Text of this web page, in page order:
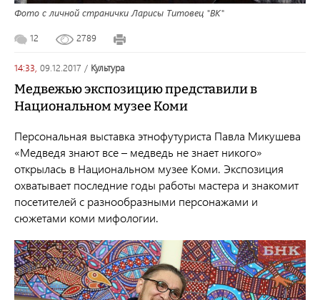
Фото с личной странички Ларисы Титовец "ВК"
12 2789
14:33, 09.12.2017 / культура
Медвежью экспозицию представили в
Национальном музее Коми
Персональная выставка этнофутуриста Павла Микушева
«Медведя знают все – медведь не знает никого»
открылась в Национальном музее Коми. Экспозиция
охватывает последние годы работы мастера и знакомит
посетителей с разнообразными персонажами и
сюжетами коми мифологии.